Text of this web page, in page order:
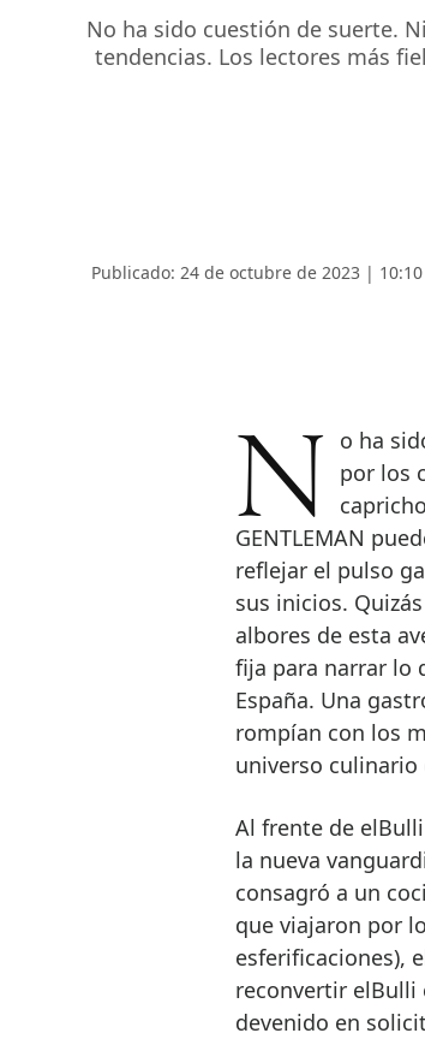
No ha sido cuestión de suerte.
tendencias. Los lectores más
Publicado: 24 de octubre de 2023 | 10:10
No ha sido cuestión de suerte. Ni tampoco una decisión amparada
por los
GENTLEMAN
reflejar el pulso
sus inicios.
albores de esta
fija para narrar lo
España. Una
rompían con los
universo culinario
Al frente de
la nueva
consagró a un
que viajaron por
esferificaciones),
reconvertir elBulli
devenido en